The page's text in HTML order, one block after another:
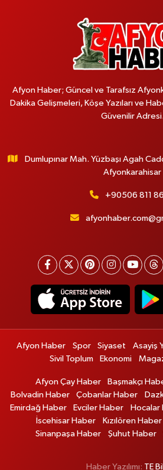
Afyon Haber; Güncel ve Tarafsız
Dakika Gelişmeleri, Köşe Yazıları ve
Güvenilir Adresi.
Dumlupınar Mah. Yüzbaşı Agah
Afyonkarahisar
+90506 811
Afyon Haber Spor Siyaset Asayiş
Sivil Toplum
Ekonomi
Afyon Çay Haber Başmakçı
Bolvadin Haber
Çobanlar Haber
Emirdağ Haber
Evciler Haber Hocalar
İscehisar Haber
Kızılören Haber
Sinanpaşa Haber
Şuhut Haber
Haber Yazılımı: TE